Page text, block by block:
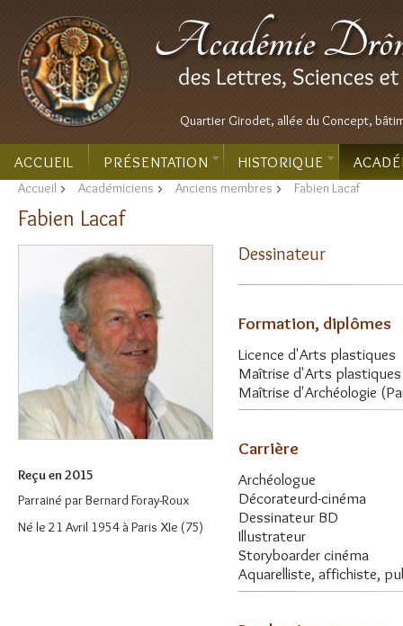
Quartier Girodet, allée du Concept,
ACCUEIL PRÉSENTATION HISTORIQUE
Accueil > Académiciens > Anciens membres > Fabien Lacaf
Fabien Lacaf
Reçu en 2015
Parrainé parBernard Foray-Roux
Né le 21 Avril 1954 à Paris XIe (75)
Dessinateur
Formation, diplômes
Licence d'Arts plastiques
Maîtrise d'Arts plastiques
Maîtrise d'Archéologie
Carrière
Archéologue
Décorateurd-cinéma
Dessinateur BD
Illustrateur
Storyboarder cinéma
Aquarelliste, affichiste,